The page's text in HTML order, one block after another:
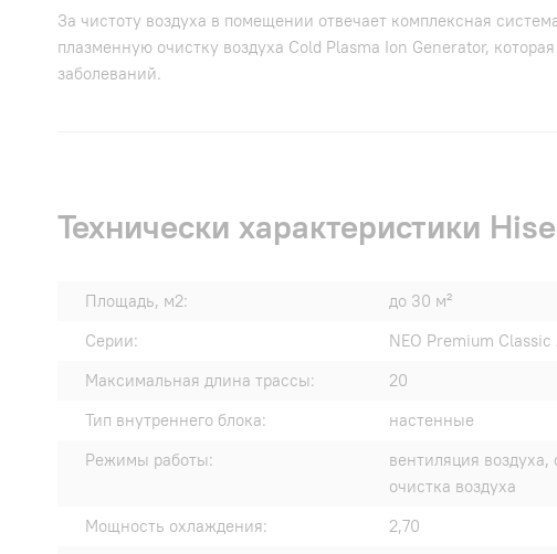
За чистоту воздуха в помещении отвечает комплексная
плазменную очистку воздуха Cold Plasma Ion Generator,
заболеваний.
Технически характеристики
Площадь, м2:
до 30 м²
Серии:
NEO Premium Classic
Максимальная длина трассы:
20
Тип внутреннего блока:
настенные
Режимы работы:
вентиляция
очистка воздуха
Мощность охлаждения:
2,70